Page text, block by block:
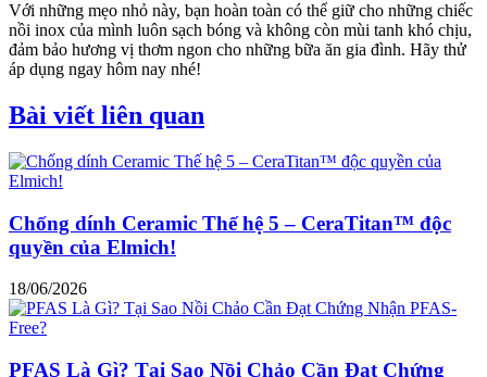
Với những mẹo nhỏ này, bạn hoàn toàn có thể giữ cho những chiếc
nồi inox của mình luôn sạch bóng và không còn mùi tanh khó chịu,
đảm bảo hương vị thơm ngon cho những bữa ăn gia đình. Hãy thử
áp dụng ngay hôm nay nhé!
Bài viết liên quan
Chống dính Ceramic Thế hệ 5 – CeraTitan™ độc
quyền của Elmich!
18/06/2026
PFAS Là Gì? Tại Sao Nồi Chảo Cần Đạt Chứng